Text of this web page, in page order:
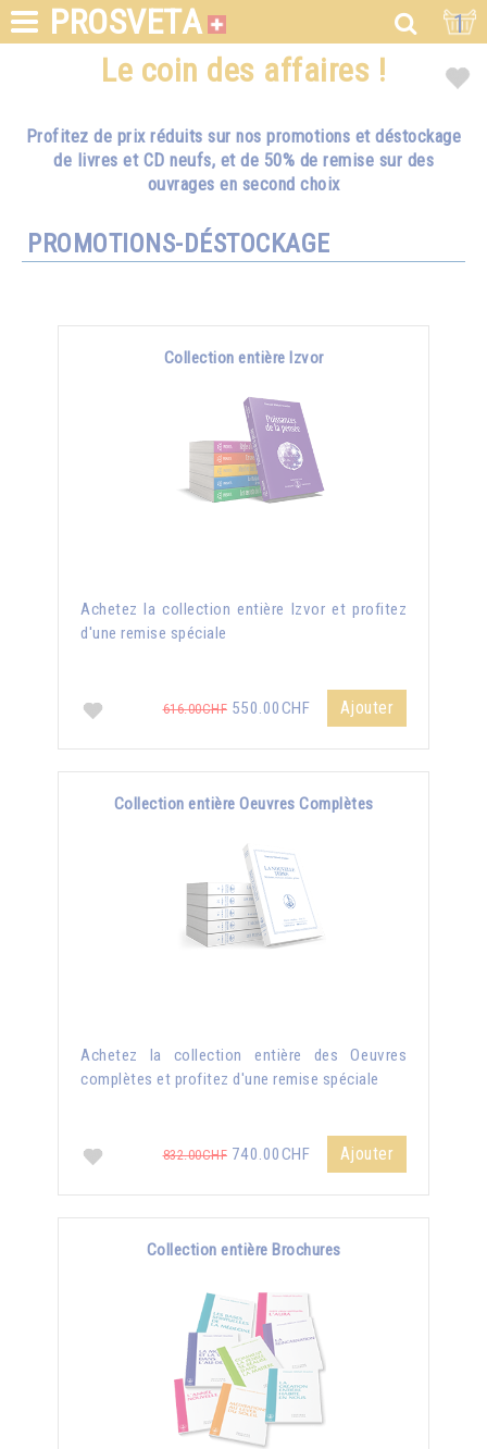
PROSVETA 1
Le coin des affaires !
Profitez de prix réduits sur nos promotions et déstockage
de livres et CD neufs, et de 50% de remise sur des
ouvrages en second choix
PROMOTIONS-DÉSTOCKAGE
Collection entière Izvor
Achetez la collection entière Izvor et profitez
d'une remise spéciale
616.00CHF 550.00CHF Ajouter
Collection entière Oeuvres Complètes
Achetez la collection entière des Oeuvres
complètes et profitez d'une remise spéciale
832.00CHF 740.00CHF Ajouter
Collection entière Brochures